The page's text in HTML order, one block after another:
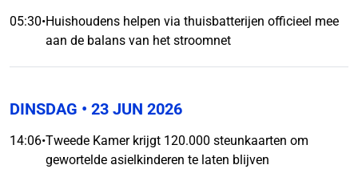
05:30•Huishoudens helpen via thuisbatterijen officieel mee
aan de balans van het stroomnet
DINSDAG • 23 JUN 2026
14:06•Tweede Kamer krijgt 120.000 steunkaarten om
gewortelde asielkinderen te laten blijven